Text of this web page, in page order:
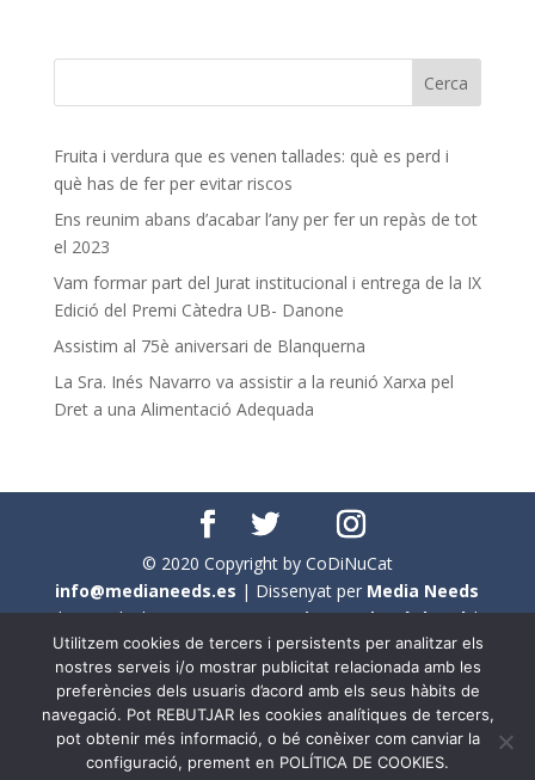
Fruita i verdura que es venen tallades: què es perd i
què has de fer per evitar riscos
Ens reunim abans d’acabar l’any per fer un repàs de tot
el 2023
Vam formar part del Jurat institucional i entrega de la IX
Edició del Premi Càtedra UB- Danone
Assistim al 75è aniversari de Blanquerna
La Sra. Inés Navarro va assistir a la reunió Xarxa pel
Dret a una Alimentació Adequada
© 2020 Copyright by CoDiNuCat
info@medianeeds.es | Dissenyat per Media Needs
| Tots els drets reservats aCoDiNuCat |Avís legal|
Avís per cookies
En aquest web s'ha tingut en compte l'ús no sexista del
llenguatge. No obstant això, i a causa de la seva
extensió, no s'ha pogut fer de manera exhaustiva. Per
Utilitzem cookies de tercers i persistents per analitzar els
nostres serveis i/o mostrar publicitat relacionada amb les
preferències dels usuaris d’acord amb els seus hàbits de
navegació. Pot REBUTJAR les cookies analítiques de tercers,
pot obtenir més informació, o bé conèixer com canviar la
configuració, prement en POLÍTICA DE COOKIES.